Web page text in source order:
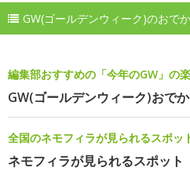
GW(ゴールデンウィーク)のおで
編集部おすすめの「今年のGW」の
GW(ゴールデンウィーク)おで
全国のネモフィラが見られるスポッ
ネモフィラが見られるスポット